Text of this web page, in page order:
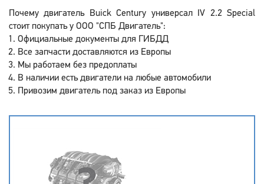
Почему двигатель Buick Century универсал IV 2.2 Special
стоит покупать у ООО "СПБ Двигатель":
Официальные документы для ГИБДД
Все запчасти доставляются из Европы
Мы работаем без предоплаты
В наличии есть двигатели на любые автомобили
Привозим двигатель под заказ из Европы